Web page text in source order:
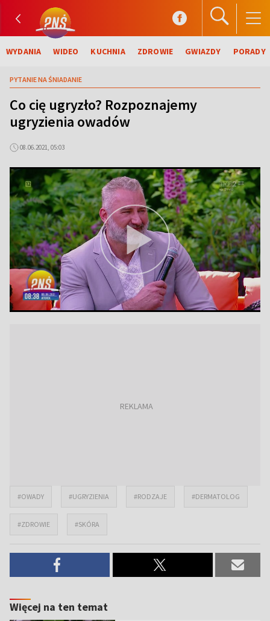
WYDANIA WIDEO KUCHNIA ZDROWIE GWIAZDY PORADY
PYTANIE NA ŚNIADANIE
Co cię ugryzło? Rozpoznajemy
ugryzienia owadów
08.06.2021, 05:03
#OWADY #UGRYZIENIA #RODZAJE #DERMATOLOG
#ZDROWIE #SKÓRA
Więcej na ten temat